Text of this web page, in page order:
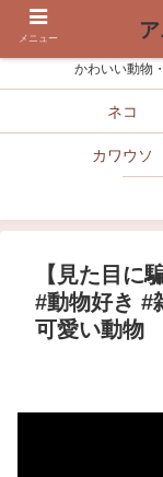
かわいい動物
ネコ
カワウソ
【見た目に
#動物好き #
可愛い動物
メニュー